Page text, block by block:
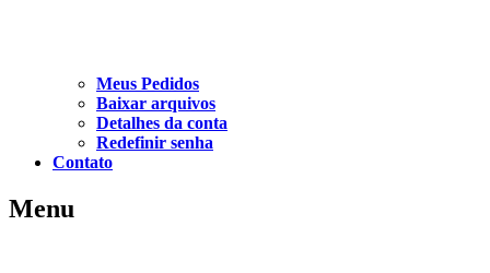
Meus Pedidos
Baixar arquivos
Detalhes da conta
Redefinir senha
Contato
Menu